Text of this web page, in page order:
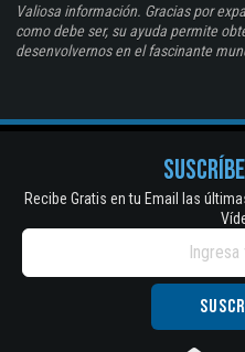
Valiosa información. Gracias por
como debe ser, su ayuda permite
desenvolvernos en el fascinante
Recibe Gratis en tu Email las